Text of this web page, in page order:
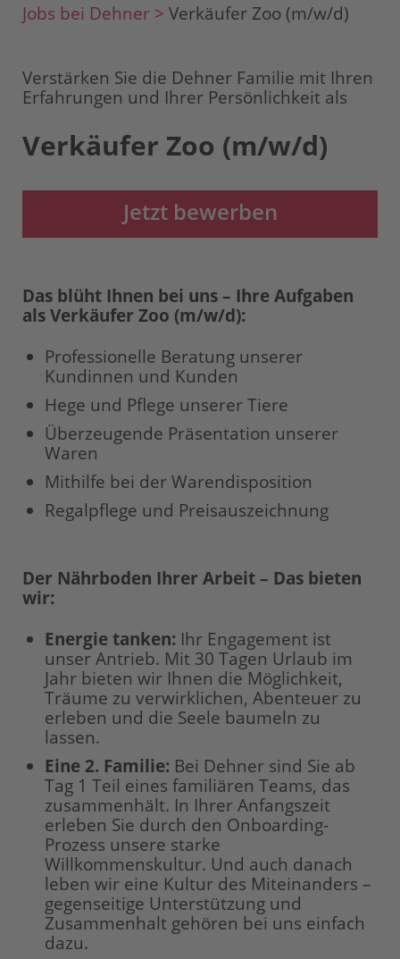
Jobs bei Dehner > Verkäufer Zoo (m/w/d)
Verstärken Sie die Dehner Familie mit Ihren
Erfahrungen und Ihrer Persönlichkeit als
Verkäufer Zoo (m/w/d)
Jetzt bewerben
Das blüht Ihnen bei uns – Ihre Aufgaben
als Verkäufer Zoo (m/w/d):
Professionelle Beratung unserer
Kundinnen und Kunden
Hege und Pflege unserer Tiere
Überzeugende Präsentation unserer
Waren
Mithilfe bei der Warendisposition
Regalpflege und Preisauszeichnung
Der Nährboden Ihrer Arbeit – Das bieten
wir:
Energie tanken: Ihr Engagement ist
unser Antrieb. Mit 30 Tagen Urlaub im
Jahr bieten wir Ihnen die Möglichkeit,
Träume zu verwirklichen, Abenteuer zu
erleben und die Seele baumeln zu
lassen.
Eine 2. Familie: Bei Dehner sind Sie ab
Tag 1 Teil eines familiären Teams, das
zusammenhält. In Ihrer Anfangszeit
erleben Sie durch den Onboarding-
Prozess unsere starke
Willkommenskultur. Und auch danach
leben wir eine Kultur des Miteinanders –
gegenseitige Unterstützung und
Zusammenhalt gehören bei uns einfach
dazu.